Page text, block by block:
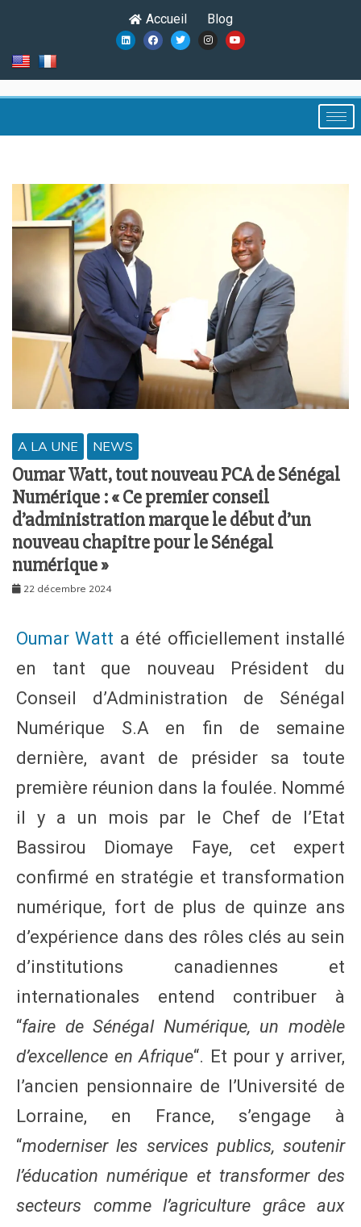
Accueil Blog
A LA UNE NEWS
Oumar Watt, tout nouveau PCA de Sénégal
Numérique : « Ce premier conseil
d’administration marque le début d’un
nouveau chapitre pour le Sénégal
numérique »
22 décembre 2024
Oumar Watt a été officiellement installé
en tant que nouveau Président du
Conseil d’Administration de Sénégal
Numérique S.A en fin de semaine
dernière, avant de présider sa toute
première réunion dans la foulée. Nommé
il y a un mois par le Chef de l’Etat
Bassirou Diomaye Faye, cet expert
confirmé en stratégie et transformation
numérique, fort de plus de quinze ans
d’expérience dans des rôles clés au sein
d’institutions canadiennes et
internationales entend contribuer à
“faire de Sénégal Numérique, un modèle
d’excellence en Afrique“. Et pour y arriver,
l’ancien pensionnaire de l’Université de
Lorraine, en France, s’engage à
“moderniser les services publics, soutenir
l’éducation numérique et transformer des
secteurs comme l’agriculture grâce aux